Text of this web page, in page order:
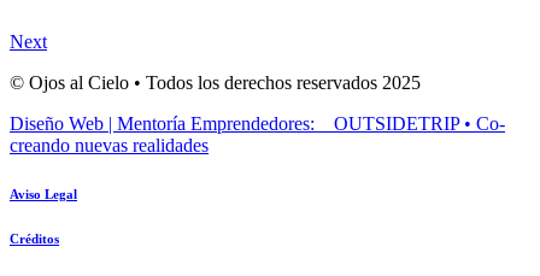
Next
© Ojos al Cielo • Todos los derechos reservados 2025
Diseño Web | Mentoría Emprendedores: OUTSIDETRIP • Co-
creando nuevas realidades
Aviso Legal
Créditos